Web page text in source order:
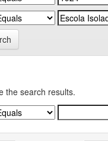
the search results.